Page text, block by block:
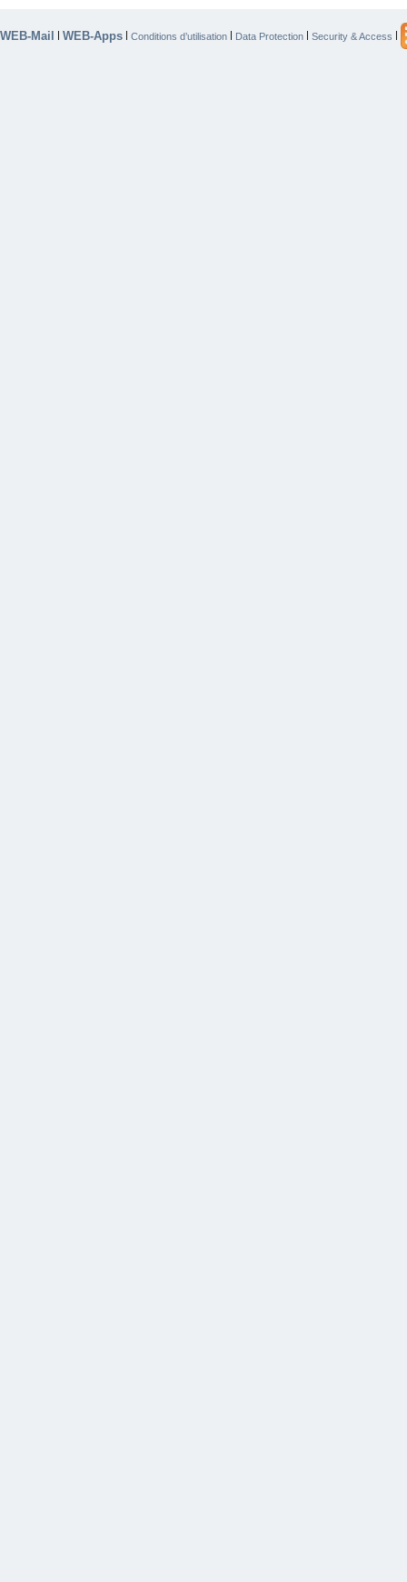
WEB-Mail | WEB-Apps | Conditions d’utilisation | Data Protection | Security & Access |